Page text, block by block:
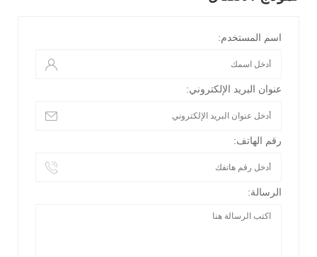
اسم المستخدم:
عنوان البريد الإلكتروني:
رقم الهاتف:
الرسالة: